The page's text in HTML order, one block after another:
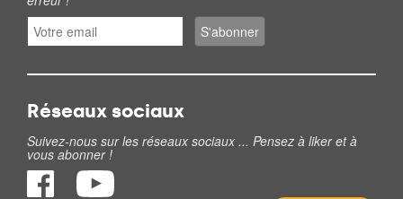
Réseaux sociaux
Suivez-nous sur les réseaux sociaux ... Pensez à liker et à
vous abonner !